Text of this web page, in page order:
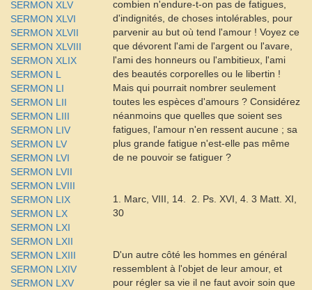
SERMON XLV
SERMON XLVI
SERMON XLVII
SERMON XLVIII
SERMON XLIX
SERMON L
SERMON LI
SERMON LII
SERMON LIII
SERMON LIV
SERMON LV
SERMON LVI
SERMON LVII
SERMON LVIII
SERMON LIX
SERMON LX
SERMON LXI
SERMON LXII
SERMON LXIII
SERMON LXIV
SERMON LXV
combien n'endure-t-on pas de fatigues,
d'indignités, de choses intolérables, pour
parvenir au but où tend l'amour ! Voyez ce
que dévorent l'ami de l'argent ou l'avare,
l'ami des honneurs ou l'ambitieux, l'ami
des beautés corporelles ou le libertin !
Mais qui pourrait nombrer seulement
toutes les espèces d'amours ? Considérez
néanmoins que quelles que soient ses
fatigues, l'amour n'en ressent aucune ; sa
plus grande fatigue n'est-elle pas même
de ne pouvoir se fatiguer ?
1. Marc, VIII, 14.  2. Ps. XVI, 4. 3 Matt. XI,
30
D'un autre côté les hommes en général
ressemblent à l'objet de leur amour, et
pour régler sa vie il ne faut avoir soin que